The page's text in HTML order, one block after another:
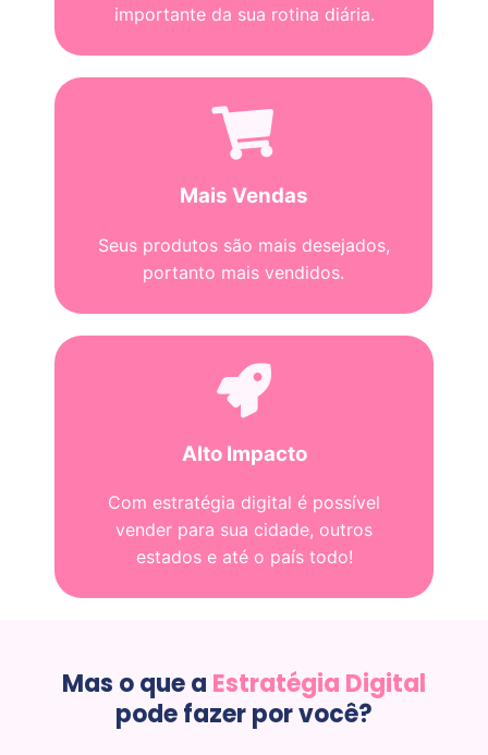
importante da sua rotina diária.
Mais Vendas
Seus produtos são mais desejados,
portanto mais vendidos.
Alto Impacto
Com estratégia digital é possível
vender para sua cidade, outros
estados e até o país todo!
Mas o que a Estratégia Digital
pode fazer por você?